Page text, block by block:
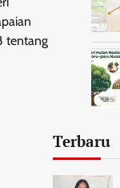
tentang
Terbaru